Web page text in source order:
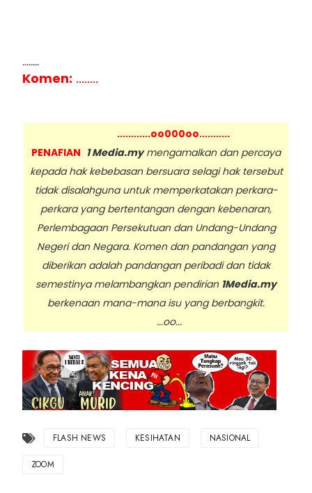
........
Komen: ........
............oo000oo...........
PENAFIAN 1 Media.mymengamalkan dan percaya
kepada hak kebebasan bersuara selagi hak tersebut
tidak disalahguna untuk memperkatakan perkara-
perkara yang bertentangan dengan kebenaran,
Perlembagaan Persekutuan dan Undang-Undang
Negeri dan Negara. Komen dan pandangan yang
diberikan adalah pandangan peribadi dan tidak
semestinya melambangkan pendirian 1Media.my
berkenaan mana-mana isu yang berbangkit.
...oo...
FLASH NEWS KESIHATAN NASIONAL
ZOOM